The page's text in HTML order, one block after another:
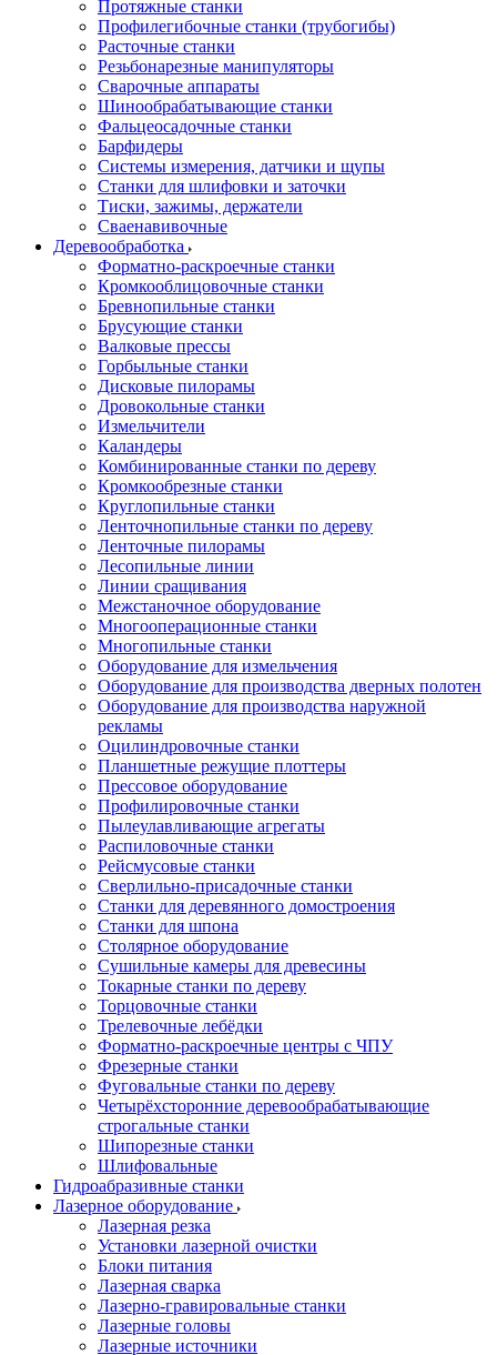
Протяжные станки
Профилегибочные станки (трубогибы)
Расточные станки
Резьбонарезные манипуляторы
Сварочные аппараты
Шинообрабатывающие станки
Фальцеосадочные станки
Барфидеры
Системы измерения, датчики и щупы
Станки для шлифовки и заточки
Тиски, зажимы, держатели
Cваенавивочные
Деревообработка
Форматно-раскроечные станки
Кромкооблицовочные станки
Бревнопильные станки
Брусующие станки
Валковые прессы
Горбыльные станки
Дисковые пилорамы
Дровокольные станки
Измельчители
Каландеры
Комбинированные станки по дереву
Кромкообрезные станки
Круглопильные станки
Ленточнопильные станки по дереву
Ленточные пилорамы
Лесопильные линии
Линии сращивания
Межстаночное оборудование
Многооперационные станки
Многопильные станки
Оборудование для измельчения
Оборудование для производства дверных полотен
Оборудование для производства наружной
рекламы
Оцилиндровочные станки
Планшетные режущие плоттеры
Прессовое оборудование
Профилировочные станки
Пылеулавливающие агрегаты
Распиловочные станки
Рейсмусовые станки
Сверлильно-присадочные станки
Станки для деревянного домостроения
Станки для шпона
Столярное оборудование
Сушильные камеры для древесины
Токарные станки по дереву
Торцовочные станки
Трелевочные лебёдки
Форматно-раскроечные центры с ЧПУ
Фрезерные станки
Фуговальные станки по дереву
Четырёхсторонние деревообрабатывающие
строгальные станки
Шипорезные станки
Шлифовальные
Гидроабразивные станки
Лазерное оборудование
Лазерная резка
Установки лазерной очистки
Блоки питания
Лазерная сварка
Лазерно-гравировальные станки
Лазерные головы
Лазерные источники